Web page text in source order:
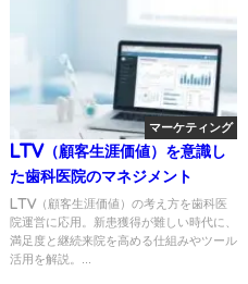
マーケティング
LTV（顧客生涯価値）を意識し
た歯科医院のマネジメント
LTV（顧客生涯価値）の考え方を歯科医
院運営に応用。新患獲得が難しい時代に、
満足度と継続来院を高める仕組みやツール
活用を解説。...